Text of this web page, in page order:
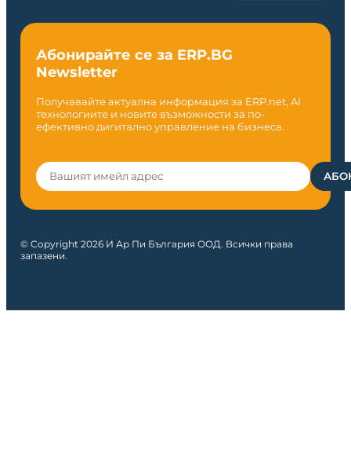
Абонирайте се за ERP.BG
Newsletter
Получавайте актуална информация за ERP.net, AI
технологиите и новите възможности за по-
ефективно дигитално управление на бизнеса.
© Copyright 2026 И Ар Пи България ООД. Всички права
запазени.